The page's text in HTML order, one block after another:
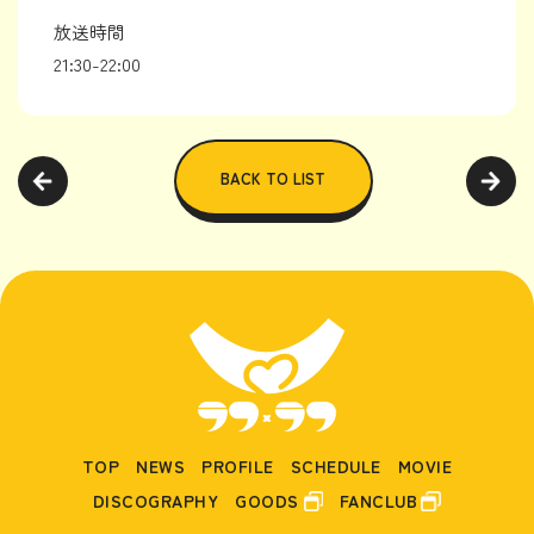
放送時間
21:30-22:00
BACK TO LIST
TOP NEWS PROFILE SCHEDULE
MOVIE
DISCOGRAPHY
GOODS FANCLUB